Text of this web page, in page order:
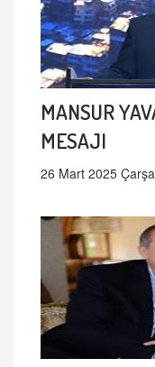
MANSUR
MESAJI
26 Mart 2025